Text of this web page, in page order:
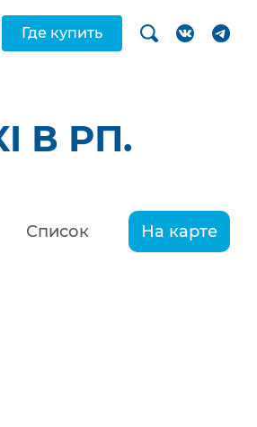
Где купить
В РП.
Список На карте